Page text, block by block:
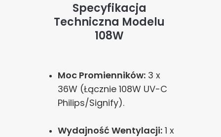
Specyfikacja
Techniczna Modelu
108W
Moc Promienników: 3 x
36W (Łącznie 108W UV-C
Philips/Signify).
Wydajność Wentylacji: 1 x